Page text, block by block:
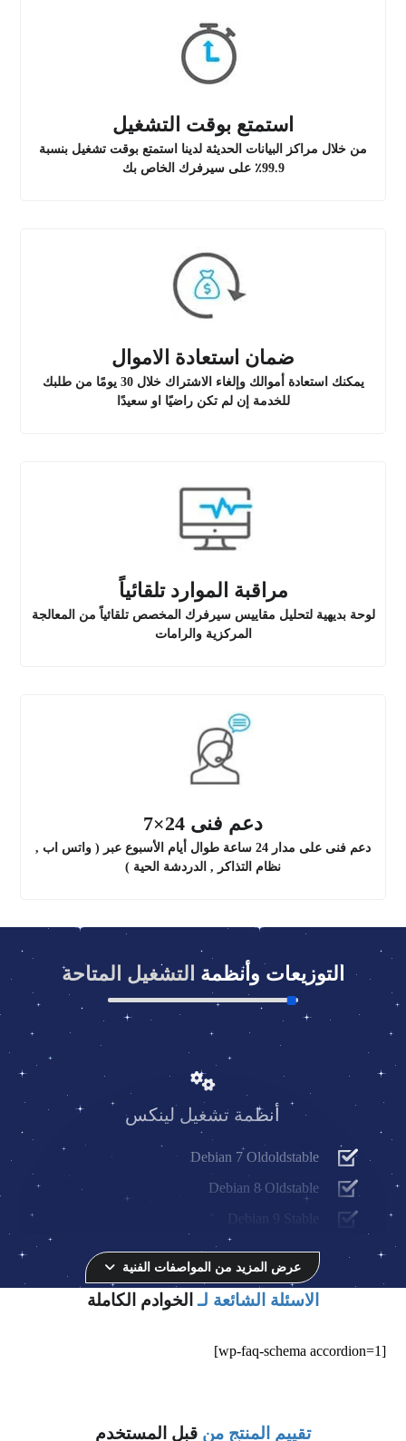
استمتع بوقت التشغيل
من خلال مراكز البيانات الحديثة لدينا استمتع بوقت تشغيل بنسبة
99.9٪ على سيرفرك الخاص بك
ضمان استعادة الاموال
يمكنك استعادة أموالك وإلغاء الاشتراك خلال 30 يومًا من طلبك
للخدمة إن لم تكن راضيًا او سعيدًا
مراقبة الموارد تلقائياً
لوحة بديهية لتحليل مقاييس سيرفرك المخصص تلقائياً من المعالجة
المركزية والرامات
دعم فنى 24×7
دعم فنى على مدار 24 ساعة طوال أيام الأسبوع عبر ( واتس اب ,
نظام التذاكر , الدردشة الحية )
التوزيعات وأنظمة التشغيل المتاحة
أنظمة تشغيل لينكس
Debian 7 Oldoldstable
Debian 8 Oldstable
Debian 9 Stable
Ubuntu Server 16.04 LTS
Ubuntu Server 14.04 LTS
Ubuntu Server 17.04
CentOS 6
عرض المزيد من المواصفات الفنية
الاسئلة الشائعة لـ الخوادم الكاملة
[wp-faq-schema accordion=1]
تقييم المنتج من قبل المستخدم